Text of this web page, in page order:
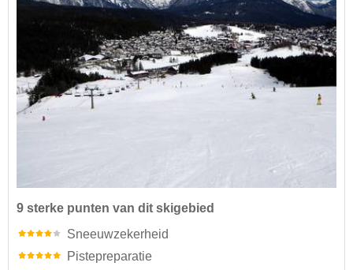
9 sterke punten van dit skigebied
Sneeuwzekerheid
Pistepreparatie